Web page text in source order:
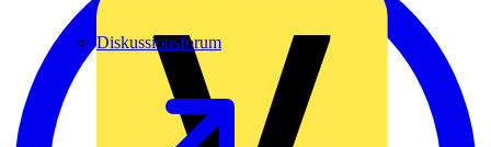
Diskussionsforum